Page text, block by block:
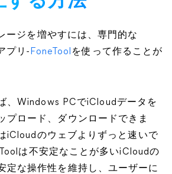
ージを増やすには、専門的な
プリ- FoneTool を使って作ることが
、Windows PCでiCloudデータを
プロード、ダウンロードできま
iCloudのウェブよりずっと速いで
は不安定なことが多いiCloudの
定な操作性を維持し、ユーザーに